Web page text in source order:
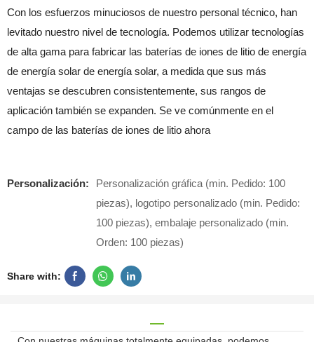
Con los esfuerzos minuciosos de nuestro personal técnico, han
levitado nuestro nivel de tecnología. Podemos utilizar tecnologías
de alta gama para fabricar las baterías de iones de litio de energía
de energía solar de energía solar, a medida que sus más
ventajas se descubren consistentemente, sus rangos de
aplicación también se expanden. Se ve comúnmente en el
campo de las baterías de iones de litio ahora
Personalización:
Personalización gráfica (min. Pedido: 100
piezas), logotipo personalizado (min. Pedido:
100 piezas), embalaje personalizado (min.
Orden: 100 piezas)
Share with: